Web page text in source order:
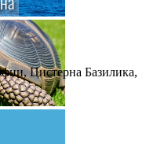
Цистерна Базилика,